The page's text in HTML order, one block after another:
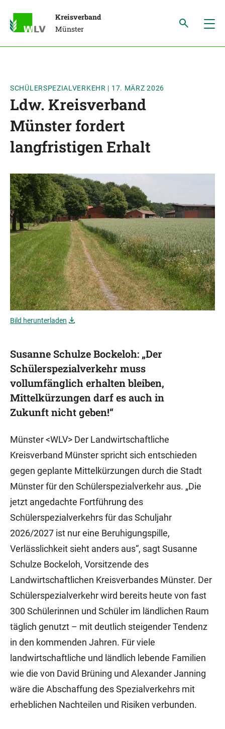
Kreisverband
Münster
SCHÜLERSPEZIALVERKEHR | 17. MÄRZ 2026
Ldw. Kreisverband
Münster fordert
langfristigen Erhalt
Bild herunterladen
Susanne Schulze Bockeloh: „Der
Schülerspezialverkehr muss
vollumfänglich erhalten bleiben,
Mittelkürzungen darf es auch in
Zukunft nicht geben!“
Münster <WLV> Der Landwirtschaftliche
Kreisverband Münster spricht sich entschieden
gegen geplante Mittelkürzungen durch die Stadt
Münster für den Schülerspezialverkehr aus. „Die
jetzt angedachte Fortführung des
Schülerspezialverkehrs für das Schuljahr
2026/2027 ist nur eine Beruhigungspille,
Verlässlichkeit sieht anders aus“, sagt Susanne
Schulze Bockeloh, Vorsitzende des
Landwirtschaftlichen Kreisverbandes Münster. Der
Schülerspezialverkehr wird bereits heute von fast
300 Schülerinnen und Schüler im ländlichen Raum
täglich genutzt – mit deutlich steigender Tendenz
in den kommenden Jahren. Für viele
landwirtschaftliche und ländlich lebende Familien
wie die von David Brüning und Alexander Janning
wäre die Abschaffung des Spezialverkehrs mit
erheblichen Nachteilen und Risiken verbunden.